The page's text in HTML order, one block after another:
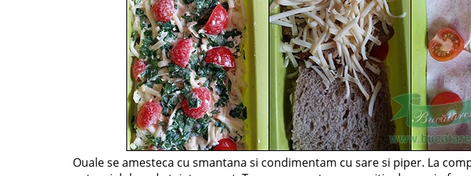
Ouale se amesteca cu smantana si condimentam cu sare si piper. La